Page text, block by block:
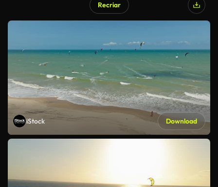
Recriar
iStock Download